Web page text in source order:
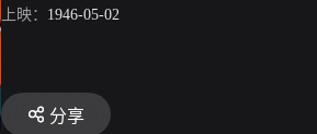
上映： 1946-05-02
分享